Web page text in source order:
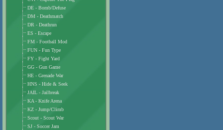
DE - Bomb/Defuse
DM - Deathmatch
DR - Deathrun
ES - Escape
FM - Football Mod
FUN - Fun Type
FY - Fight Yard
GG - Gun Game
HE - Grenade War
HNS - Hide & Seek
JAIL - Jailbreak
KA - Knife Arena
KZ - Jump/Climb
Scout - Scout War
SJ - Soccer Jam